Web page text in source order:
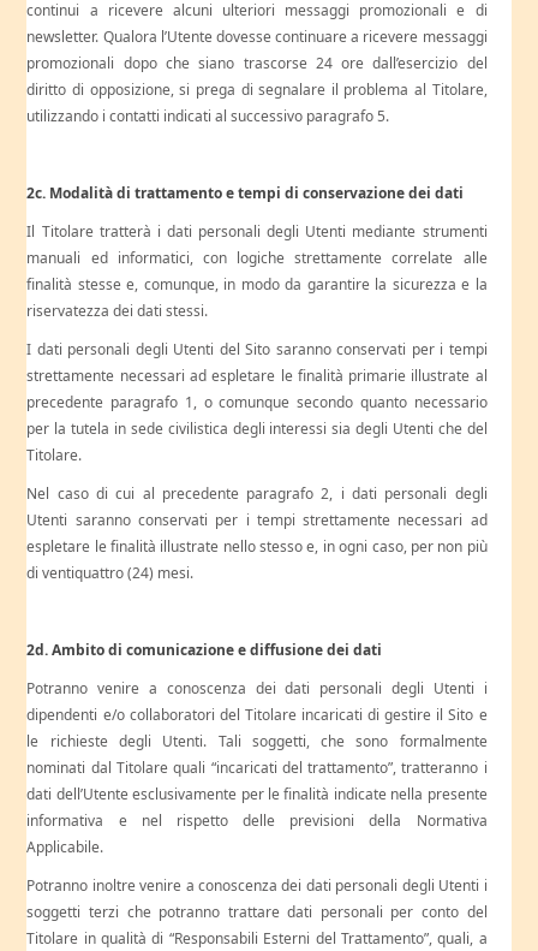
continui a ricevere alcuni ulteriori messaggi promozionali e di
newsletter. Qualora l’Utente dovesse continuare a ricevere messaggi
promozionali dopo che siano trascorse 24 ore dall’esercizio del
diritto di opposizione, si prega di segnalare il problema al Titolare,
utilizzando i contatti indicati al successivo paragrafo 5.
2c. Modalità di trattamento e tempi di conservazione dei dati
Il Titolare tratterà i dati personali degli Utenti mediante strumenti
manuali ed informatici, con logiche strettamente correlate alle
finalità stesse e, comunque, in modo da garantire la sicurezza e la
riservatezza dei dati stessi.
I dati personali degli Utenti del Sito saranno conservati per i tempi
strettamente necessari ad espletare le finalità primarie illustrate al
precedente paragrafo 1, o comunque secondo quanto necessario
per la tutela in sede civilistica degli interessi sia degli Utenti che del
Titolare.
Nel caso di cui al precedente paragrafo 2, i dati personali degli
Utenti saranno conservati per i tempi strettamente necessari ad
espletare le finalità illustrate nello stesso e, in ogni caso, per non più
di ventiquattro (24) mesi.
2d. Ambito di comunicazione e diffusione dei dati
Potranno venire a conoscenza dei dati personali degli Utenti i
dipendenti e/o collaboratori del Titolare incaricati di gestire il Sito e
le richieste degli Utenti. Tali soggetti, che sono formalmente
nominati dal Titolare quali “incaricati del trattamento”, tratteranno i
dati dell’Utente esclusivamente per le finalità indicate nella presente
informativa e nel rispetto delle previsioni della Normativa
Applicabile.
Potranno inoltre venire a conoscenza dei dati personali degli Utenti i
soggetti terzi che potranno trattare dati personali per conto del
Titolare in qualità di “Responsabili Esterni del Trattamento”, quali, a